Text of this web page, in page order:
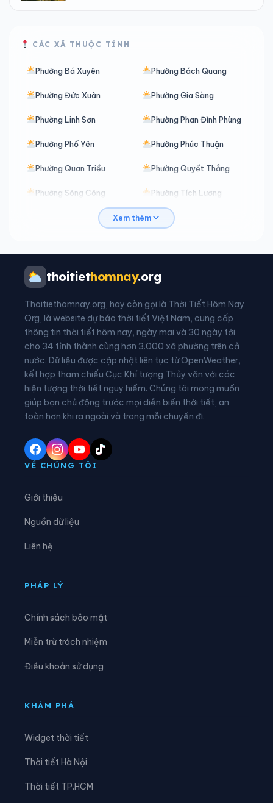
CÁC XÃ THUỘC TỈNH
Phường Bá Xuyên Phường Bách Quang
Phường Đức Xuân Phường Gia Sàng
Phường Linh Sơn Phường Phan Đình Phùng
Phường Phổ Yên Phường Phúc Thuận
Phường Quan Triều Phường Quyết Thắng
Phường Sông Công Phường Tích Lương
Phường Trung Thành Phường Vạn Xuân
Xã Bạch Thông
Xã Bằng Vân
Xã Bình Yên Xã Cẩm Giàng
Xã Cao Minh Xã Chợ Đồn
Xã Chợ Mới Xã Chợ Rã
Xã Côn Minh Xã Cường Lợi
Xã Đại Phúc Xã Đại Từ
Xã Dân Tiến
Xã Định Hóa
Xã Lam Vỹ
Xã Phú Bình
Xem thêm
thoitiethomnay.org
Thoitiethomnay.org, hay còn gọi là Thời Tiết Hôm Nay
Org, là website dự báo thời tiết Việt Nam, cung cấp
thông tin thời tiết hôm nay, ngày mai và 30 ngày tới
cho 34 tỉnh thành cùng hơn 3.000 xã phường trên cả
nước. Dữ liệu được cập nhật liên tục từ OpenWeather,
kết hợp tham chiếu Cục Khí tượng Thủy văn với các
hiện tượng thời tiết nguy hiểm. Chúng tôi mong muốn
giúp bạn chủ động trước mọi diễn biến thời tiết, an
toàn hơn khi ra ngoài và trong mỗi chuyến đi.
VỀ CHÚNG TÔI
Giới thiệu
Nguồn dữ liệu
Liên hệ
PHÁP LÝ
Chính sách bảo mật
Miễn trừ trách nhiệm
Điều khoản sử dụng
KHÁM PHÁ
Widget thời tiết
Thời tiết Hà Nội
Thời tiết TP.HCM